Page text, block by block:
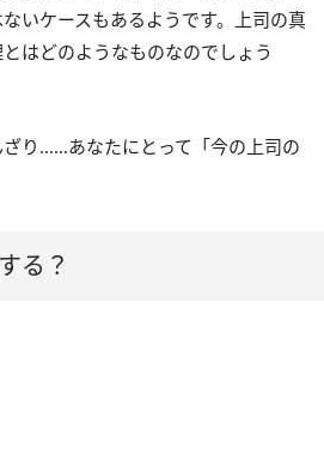
いケースもあるようです。上司の真
はどのようなものなのでしょう
ざり……あなたにとって「今の上司の
る？